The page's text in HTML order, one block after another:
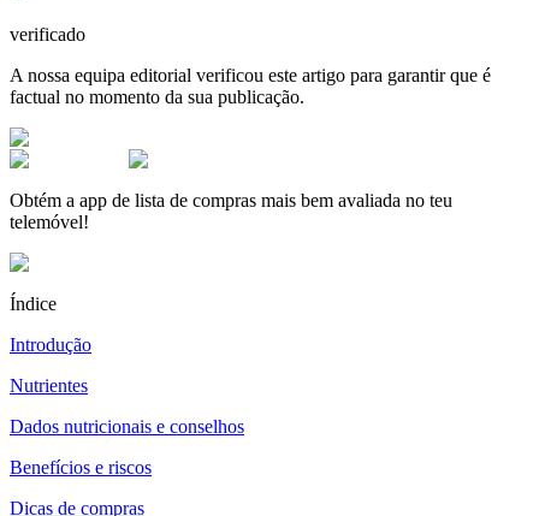
verificado
A nossa equipa editorial verificou este artigo para garantir que é
factual no momento da sua publicação.
Obtém a app de lista de compras mais bem avaliada no teu
telemóvel!
Índice
Introdução
Nutrientes
Dados nutricionais e conselhos
Benefícios e riscos
Dicas de compras